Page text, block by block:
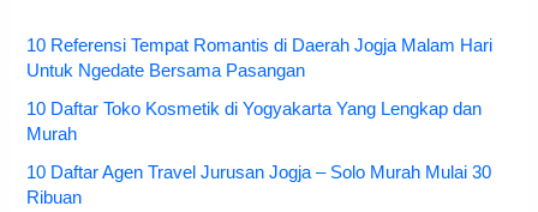
10 Referensi Tempat Romantis di Daerah Jogja Malam Hari
Untuk Ngedate Bersama Pasangan
10 Daftar Toko Kosmetik di Yogyakarta Yang Lengkap dan
Murah
10 Daftar Agen Travel Jurusan Jogja – Solo Murah Mulai 30
Ribuan